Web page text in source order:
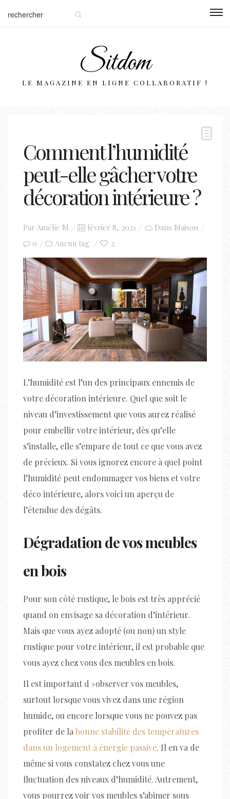
Sitdom
LE MAGAZINE EN LIGNE COLLABORATIF !
Comment l’humidité
peut-elle gâcher votre
décoration intérieure ?
Par Amélie M
Posted
on
février 8, 2021 Dans Maison
0
Aucun tag 2
L’humidité est l’un des principaux ennemis de
votre décoration intérieure. Quel que soit le
niveau d’investissement que vous aurez réalisé
pour embellir votre intérieur, dès qu’elle
s’installe, elle s’empare de tout ce que vous avez
de précieux. Si vous ignorez encore à quel point
l’humidité peut endommager vos biens et votre
déco intérieure, alors voici un aperçu de
l’étendue des dégâts.
Dégradation de vos meubles
en bois
Pour son côté rustique, le bois est très apprécié
quand on envisage sa décoration d’intérieur.
Mais que vous ayez adopté (ou non) un style
rustique pour votre intérieur, il est probable que
vous ayez chez vous des meubles en bois.
Il est important d »observer vos meubles,
surtout lorsque vous vivez dans une région
humide, ou encore lorsque vous ne pouvez pas
profiter de la bonne stabilité des températures
dans un logement à énergie passive. Il en va de
même si vous constatez chez vous une
fluctuation des niveaux d’humidité. Autrement,
vous pourrez voir vos meubles s’abimer sous